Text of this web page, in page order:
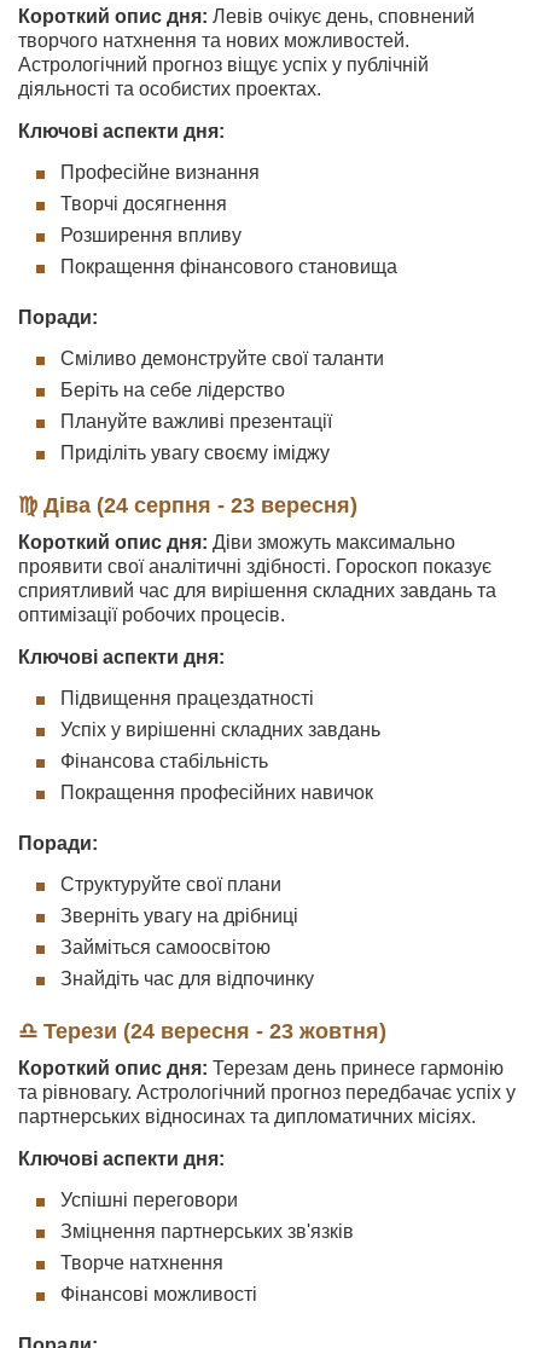
Короткий опис дня: Левів очікує день, сповнений
творчого натхнення та нових можливостей.
Астрологічний прогноз віщує успіх у публічній
діяльності та особистих проектах.
Ключові аспекти дня:
Професійне визнання
Творчі досягнення
Розширення впливу
Покращення фінансового становища
Поради:
Сміливо демонструйте свої таланти
Беріть на себе лідерство
Плануйте важливі презентації
Приділіть увагу своєму іміджу
♍ Діва (24 серпня - 23 вересня)
Короткий опис дня: Діви зможуть максимально
проявити свої аналітичні здібності. Гороскоп показує
сприятливий час для вирішення складних завдань та
оптимізації робочих процесів.
Ключові аспекти дня:
Підвищення працездатності
Успіх у вирішенні складних завдань
Фінансова стабільність
Покращення професійних навичок
Поради:
Структуруйте свої плани
Зверніть увагу на дрібниці
Займіться самоосвітою
Знайдіть час для відпочинку
♎ Терези (24 вересня - 23 жовтня)
Короткий опис дня: Терезам день принесе гармонію
та рівновагу. Астрологічний прогноз передбачає успіх у
партнерських відносинах та дипломатичних місіях.
Ключові аспекти дня:
Успішні переговори
Зміцнення партнерських зв'язків
Творче натхнення
Фінансові можливості